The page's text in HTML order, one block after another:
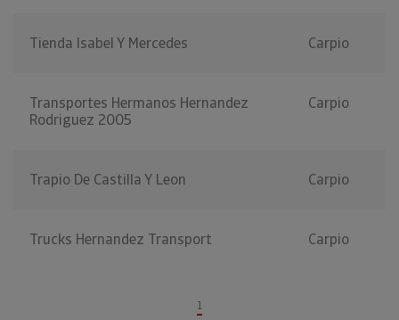
Tienda Isabel Y Mercedes Carpio
Transportes Hermanos Hernandez
Rodriguez 2005
Carpio
Trapio De Castilla Y Leon Carpio
Trucks Hernandez Transport Carpio
1